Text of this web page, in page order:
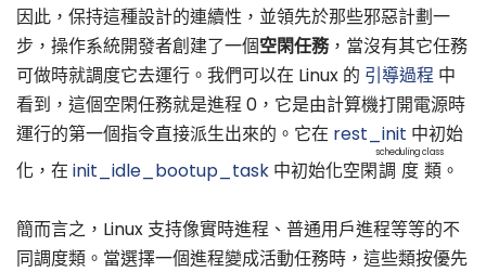
因此，保持這種設計的連續性，並領先於那些邪惡計劃一
步，操作系統開發者創建了一個空閑任務，當沒有其它任務
可做時就調度它去運行。我們可以在 Linux 的 引導過程 中
看到，這個空閑任務就是進程 0，它是由計算機打開電源時
運行的第一個指令直接派生出來的。它在 rest_init 中初始
化，在 init_idle_bootup_task 中初始化空閑調度類
scheduling class
。
簡而言之，Linux 支持像實時進程、普通用戶進程等等的不
同調度類。當選擇一個進程變成活動任務時，這些類按優先